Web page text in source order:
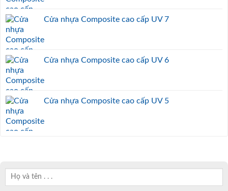
Cửa nhựa Composite cao cấp UV 7
Cửa nhựa Composite cao cấp UV 6
Cửa nhựa Composite cao cấp UV 5